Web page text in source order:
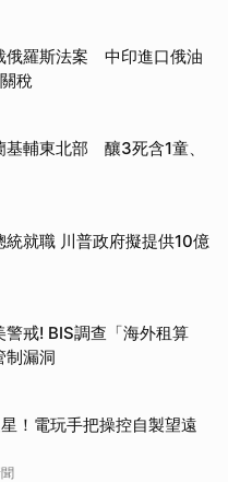
俄羅斯法案 中印進口俄油
稅
基輔東北部 釀3死含1童、
統就職 川普政府擬提供10億
戒! BIS調查「海外租算
制漏洞
！電玩手把操控自製望遠